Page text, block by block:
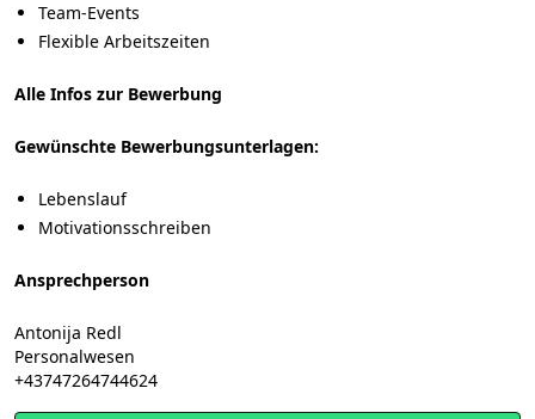
Team-Events
Flexible Arbeitszeiten
Alle Infos zur Bewerbung
Gewünschte Bewerbungsunterlagen:
Lebenslauf
Motivationsschreiben
Ansprechperson
Antonija Redl
Personalwesen
+43747264744624